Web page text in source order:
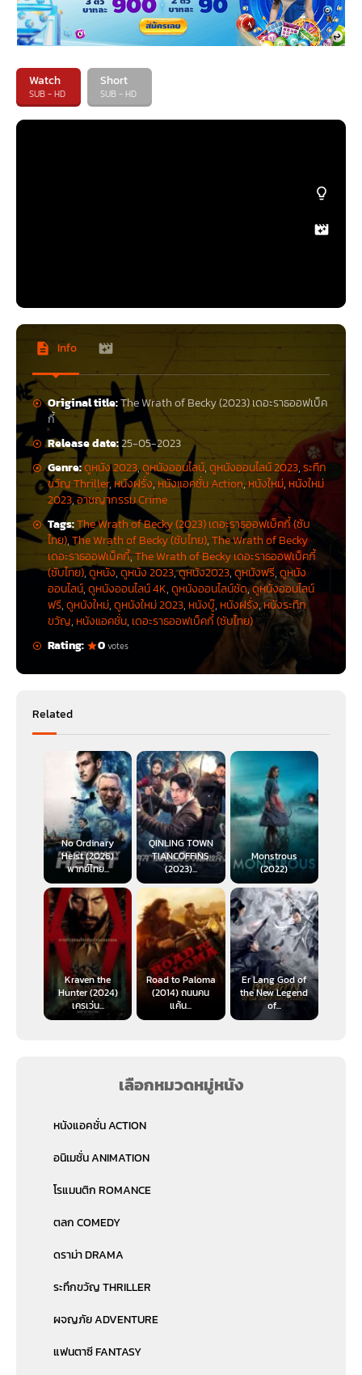
Watch
SUB - HD
Short
SUB - HD
Info
Original title:The Wrath of Becky (2023) เดอะราธออฟเบ็ค
กี้
Release date:25-05-2023
Genre:ดูหนัง 2023,ดูหนังออนไลน์,ดูหนังออนไลน์ 2023,ระทึก
ขวัญ Thriller,หนังฝรั่ง, หนังแอคชั่น Action,หนังใหม่, หนังใหม่
2023,อาชญากรรม Crime
Tags:The Wrath of Becky (2023) เดอะราธออฟเบ็คกี้ (ซับ
ไทย),The Wrath of Becky (ซับไทย),The Wrath of Becky
เดอะราธออฟเบ็คกี้,The Wrath of Becky เดอะราธออฟเบ็คกี้
(ซับไทย),ดูหนัง,ดูหนัง 2023,ดูหนัง2023,ดูหนังฟรี,ดูหนัง
ออนไลน์,ดูหนังออนไลน์ 4K,ดูหนังออนไลน์ชัด,ดูหนังออนไลน์
ฟรี,ดูหนังใหม่,ดูหนังใหม่ 2023, หนังบู๊, หนังฝรั่ง,หนังระทึก
ขวัญ, หนังแอคชั่น, เดอะราธออฟเบ็คกี้ (ซับไทย)
Rating:
0votes
Related
No Ordinary
Heist (2026)
พากย์ไทย...
QINLING TOWN
TIANCOFFINS
(2023)...
Monstrous
(2022)
Kraven the
Hunter (2024)
เครเว่น...
Road to Paloma
(2014) ถนนคน
แค้น...
Er Lang God of
the New Legend
of...
เลือกหมวดหมู่หนัง
หนังแอคชั่น ACTION
อนิเมชั่น ANIMATION
โรแมนติก ROMANCE
ตลก COMEDY
ดราม่า DRAMA
ระทึกขวัญ THRILLER
ผจญภัย ADVENTURE
แฟนตาซี FANTASY